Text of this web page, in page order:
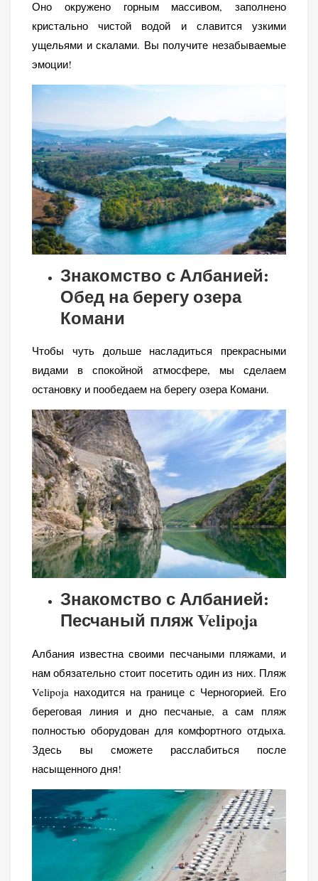
Оно окружено горным массивом, заполнено
кристально чистой водой и славится узкими
ущельями и скалами. Вы получите незабываемые
эмоции!
Знакомство с Албанией:
Обед на берегу озера
Комани
Чтобы чуть дольше насладиться прекрасными
видами в спокойной атмосфере, мы сделаем
остановку и пообедаем на берегу озера Комани.
Знакомство с Албанией:
Песчаный пляж Velipoja
Албания известна своими песчаными пляжами, и
нам обязательно стоит посетить один из них. Пляж
Velipoja находится на границе с Черногорией. Его
береговая линия и дно песчаные, а сам пляж
полностью оборудован для комфортного отдыха.
Здесь вы сможете расслабиться после
насыщенного дня!